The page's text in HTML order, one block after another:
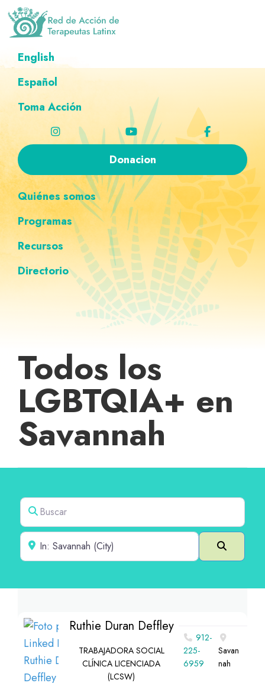
Saltar
navegación
principal
contenido
principal
Saltar
pie
página
Saltar
navegación
personalizada
de
Acción
de
Latinx
Directorio
de
terapeutas
Latinx
English
Español
Toma Acción
Donacion
Quiénes somos
Programas
Recursos
Directorio
Todos los
LGBTQIA+ en
Savannah
Buscar
Cerca de
Ruthie Duran Deffley
TRABAJADORA SOCIAL
CLÍNICA LICENCIADA
(LCSW)
912-
225-
6959
Savan
nah